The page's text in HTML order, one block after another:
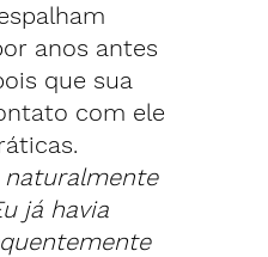
anos antes
que sua
com ele
naturalmente
já havia